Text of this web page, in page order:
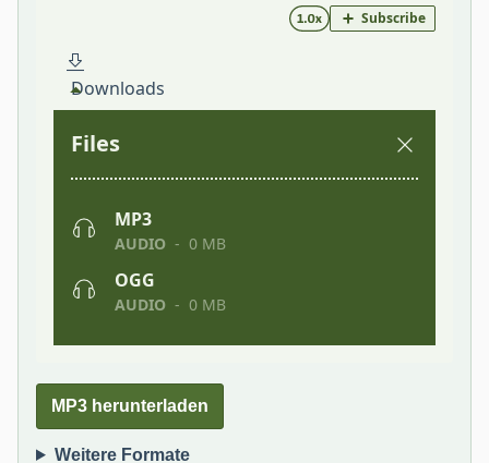
MP3 herunterladen
Weitere Formate